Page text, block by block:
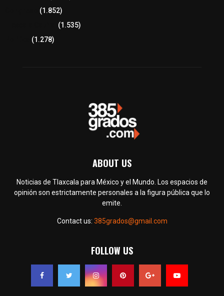
(1.852)
(1.535)
(1.278)
ABOUT US
Noticias de Tlaxcala para México y el Mundo. Los espacios de
opinión son estrictamente personales a la figura pública que lo
emite.
Contact us: 385grados@gmail.com
FOLLOW US